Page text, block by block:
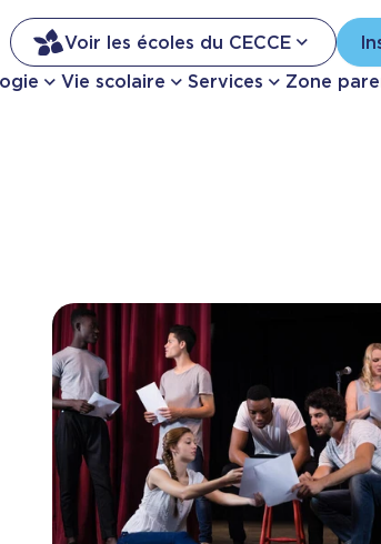
Voir les écoles du CECCE
Vie scolaire Services Zone